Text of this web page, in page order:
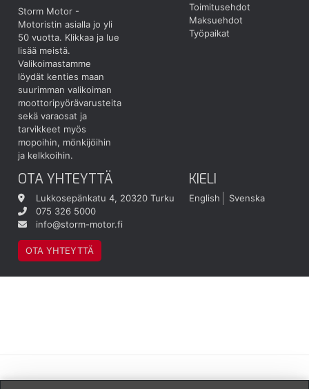
Storm Motor -
Motoristin asialla jo yli
50 vuotta. Klikkaa ja lue
lisää meistä.
Valikoimastamme
löydät kenties maan
suurimman valikoiman
moottoripyörävarusteita
sekä varaosat ja
tarvikkeet myös
mopoihin, mönkijöihin
ja kelkkoihin.
Toimitusehdot
Maksuehdot
Työpaikat
OTA YHTEYTTÄ
Lukkosepänkatu 4, 20320 Turku
075 326 5000
info@storm-motor.fi
OTA YHTEYTTÄ
KIELI
English Svenska